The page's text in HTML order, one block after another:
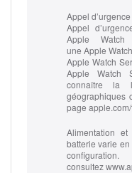
Appel
Appel
Apple
une Apple
Apple Watch
Apple Watch
connaître la
géographiques
page
Alimentation
batterie varie
consultez